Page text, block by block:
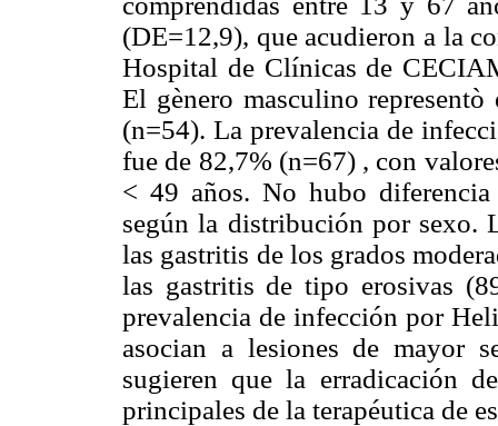
(DE=12,9), que acudieron a la
Hospital de Clínicas de
El gènero masculino
(n=54). La prevalencia de
fue de 82,7% (n=67) , con
< 49 años. No hubo
según la distribución por sexo.
las gastritis de los grados
las gastritis de tipo erosivas
prevalencia de infección por
asocian a lesiones de mayor
sugieren que la erradicación
principales de la terapéutica de